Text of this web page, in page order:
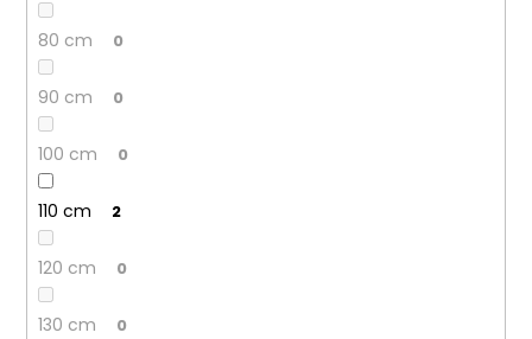
80 cm 0
90 cm 0
100 cm 0
110 cm 2
120 cm 0
130 cm 0